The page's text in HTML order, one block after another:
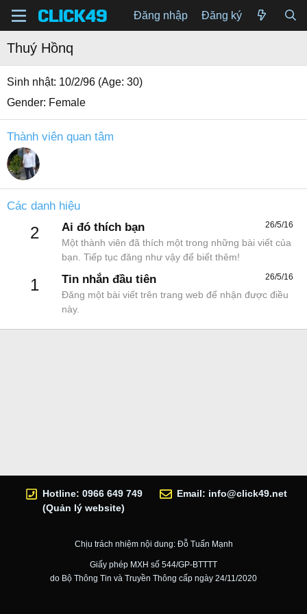
Đăng nhập Đăng ký
Thuý Hồnq
Sinh nhật 10/2/96 (Age: 30)
Gender Female
Thành viên quan tâm
Các danh hiệu
2 26/5/16
Ai đó thích bạn
Một thành viên đã thích một trong những bài viết của
bạn. Tiếp tục đăng như vậy để biết thêm!
1 26/5/16
Tin nhắn đầu tiên
Đăng một bài viết trên trang web để nhận được điều
này.
Hotline: 0966 649 749
(Quản lý website)
Email: info@click49.net
Chịu trách nhiệm nội dung: Đỗ Tuấn Mạnh
Giấy phép MXH số 544/GP-BTTTT
do Bộ Thông Tin và Truyền Thông cấp ngày 24/11/2020